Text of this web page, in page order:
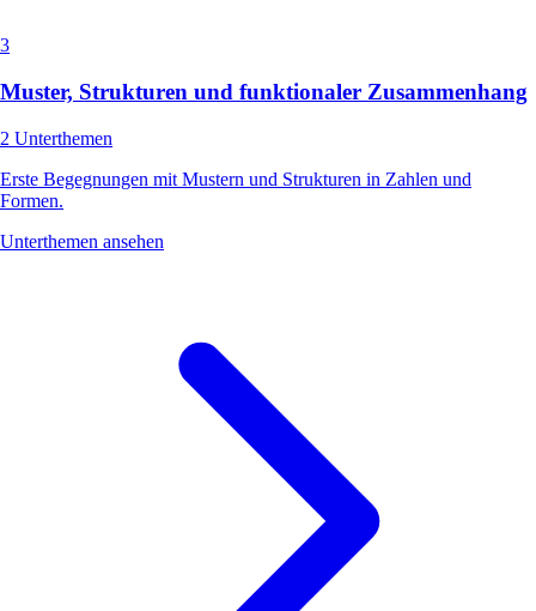
3
Muster, Strukturen und funktionaler Zusammenhang
2 Unterthemen
Erste Begegnungen mit Mustern und Strukturen in Zahlen und
Formen.
Unterthemen ansehen